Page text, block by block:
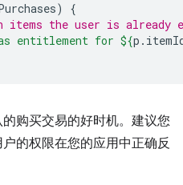
)
{
items the user is
entitlement for ${p .
购买交易的好时机。建议您
的权限在您的应用中正确反